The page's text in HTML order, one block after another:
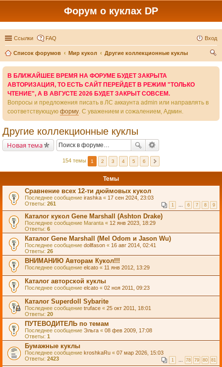
Форум о куклах DP
Ссылки FAQ Вход
Список форумов Мир кукол
Другие коллекционные куклы
В БЛИЖАЙШЕЕ ВРЕМЯ НА ФОРУМЕ БУДЕТ ЗАКРЫТА
АВТОРИЗАЦИЯ, ТО ЕСТЬ САЙТ ПЕРЕЙДЕТ В РЕЖИМ "ТОЛЬКО
ЧТЕНИЕ", А В АВГУСТЕ 2026 БУДЕТ ЗАКРЫТ СОВСЕМ.
Вопросы и предложения писать в ЛС аккаунта admin или направлять в
соответствующую форму. С уважением и сожалением, Админ.
Другие коллекционные куклы
Новая тема
154 темы 1 2 3 4 5 6
Темы
Сравнение всех 12-ти дюймовых кукол
Последнее сообщение irashka « 17 сен 2024, 23:03
Ответы: 261 1 … 6 7 8 9
Каталог кукол Gene Marshall (Ashton Drake)
Последнее сообщение Maranta « 12 янв 2023, 18:29
Ответы: 6
Каталог Gene Marshall (Mel Odom и Jason Wu)
Последнее сообщение dollfason « 16 авг 2014, 02:41
Ответы: 26
ВНИМАНИЮ Авторам Кукол!!!
Последнее сообщение elcato « 11 янв 2012, 13:29
Каталог авторской куклы
Последнее сообщение elcato « 02 ноя 2011, 09:23
Каталог Superdoll Sybarite
Последнее сообщение truface « 25 окт 2011, 18:01
Ответы: 20
ПУТЕВОДИТЕЛЬ по темам
Последнее сообщение Эльга « 08 фев 2009, 17:08
Ответы: 1
Бумажные куклы
Последнее сообщение kroshkaRu « 07 мар 2026, 15:03
Ответы: 2423 1 … 78 79 80 81